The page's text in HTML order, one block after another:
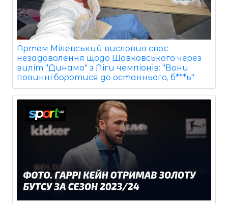
Артем Мілевський висловив своє
незадоволення щодо Шовковського через
виліт "Динамо" з Ліги чемпіонів: "Вони
повинні боротися до останнього, б***ь"